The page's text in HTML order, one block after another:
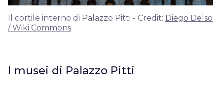
Il cortile interno di Palazzo Pitti - Credit: Diego Delso
/ Wiki Commons
I musei di Palazzo Pitti